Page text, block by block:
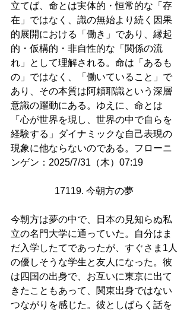
立てば、命とは実体的・恒常的な「存
在」ではなく、識の無始より続く因果
的展開における「働き」であり、縁起
的・仮構的・非自性的な「関係の流
れ」として理解される。命は「あるも
の」ではなく、「働いていること」で
あり、その本質は阿頼耶識という深層
意識の躍動にある。ゆえに、命とは
「心が世界を現し、世界の中で自らを
経験する」ダイナミックな自己表現の
現象に他ならないのである。フローニ
ンゲン：2025/7/31（木）07:19
17119. 今朝方の夢
今朝方は夢の中で、日本の見知らぬ私
立の名門大学に通っていた。自分はま
だ入学したてであったが、すぐさま1人
の優しそうな学生と友人になった。彼
は四国の出身で、お互いに東京に出て
きたこともあって、関東出身ではない
つながりを感じた。彼としばらく話を